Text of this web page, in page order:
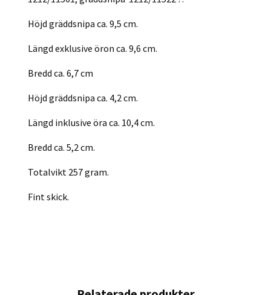
Höjd gräddsnipa ca. 9,5 cm.
Längd exklusive öron ca. 9,6 cm.
Bredd ca. 6,7 cm
Höjd gräddsnipa ca. 4,2 cm.
Längd inklusive öra ca. 10,4 cm.
Bredd ca. 5,2 cm.
Totalvikt 257 gram.
Fint skick.